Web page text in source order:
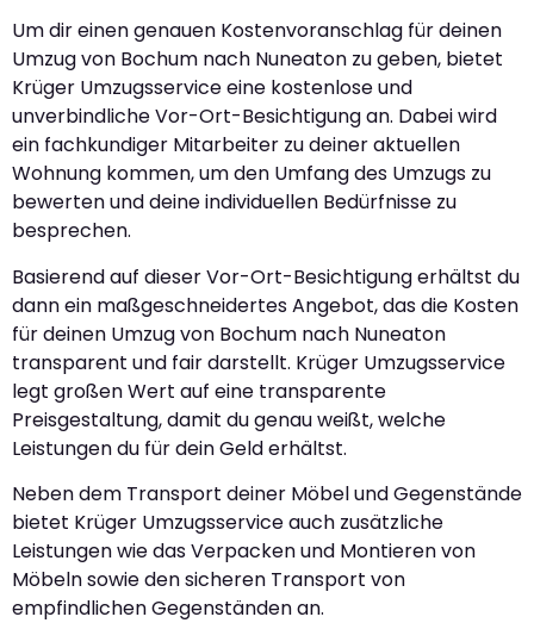
Um dir einen genauen Kostenvoranschlag für deinen
Umzug von Bochum nach Nuneaton zu geben, bietet
Krüger Umzugsservice eine kostenlose und
unverbindliche Vor-Ort-Besichtigung an. Dabei wird
ein fachkundiger Mitarbeiter zu deiner aktuellen
Wohnung kommen, um den Umfang des Umzugs zu
bewerten und deine individuellen Bedürfnisse zu
besprechen.
Basierend auf dieser Vor-Ort-Besichtigung erhältst du
dann ein maßgeschneidertes Angebot, das die Kosten
für deinen Umzug von Bochum nach Nuneaton
transparent und fair darstellt. Krüger Umzugsservice
legt großen Wert auf eine transparente
Preisgestaltung, damit du genau weißt, welche
Leistungen du für dein Geld erhältst.
Neben dem Transport deiner Möbel und Gegenstände
bietet Krüger Umzugsservice auch zusätzliche
Leistungen wie das Verpacken und Montieren von
Möbeln sowie den sicheren Transport von
empfindlichen Gegenständen an.